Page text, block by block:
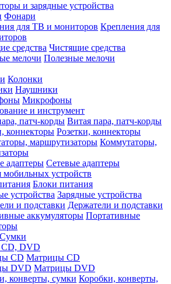
и зарядные устройства
Фонари
Крепления для
Чистящие средства
Полезные мелочи
Колонки
Наушники
Микрофоны
и инструмент
Витая пара, патч-корды
Розетки, коннекторы
Коммутаторы,
Сетевые адаптеры
мобильных устройств
Блоки питания
Зарядные устройства
Держатели и подставки
Портативные
Сумки
CD, DVD
Матрицы CD
Матрицы DVD
Коробки, конверты,